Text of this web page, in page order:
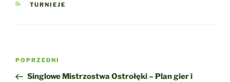
KATEGORIE
TURNIEJE
Nawigacja
Poprzedni
wpis
POPRZEDNI
Singlowe Mistrzostwa Ostrołęki – Plan gier i